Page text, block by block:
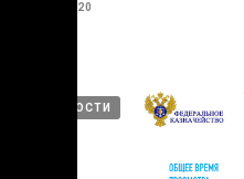
13.07.2020
НОВОСТИ